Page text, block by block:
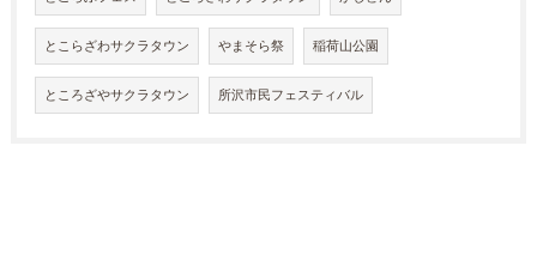
とこらざわサクラタウン やまそら祭 稲荷山公園
ところざやサクラタウン 所沢市民フェスティバル